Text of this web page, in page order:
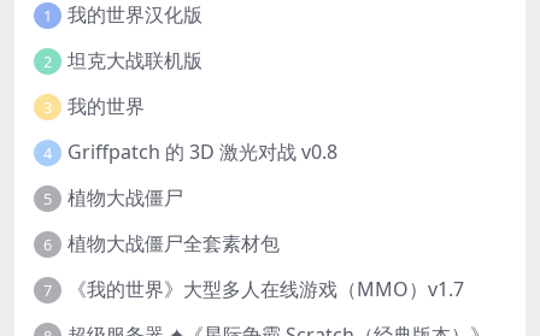
1 我的世界汉化版
2 坦克大战联机版
3 我的世界
4 Griffpatch 的 3D 激光对战 v0.8
5 植物大战僵尸
6 植物大战僵尸全套素材包
7 《我的世界》大型多人在线游戏（MMO）v1.7